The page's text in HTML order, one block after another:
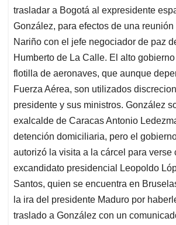
p
k
n
trasladar a Bogotá al expresidente
González, para efectos de una
Nariño con el jefe negociador de paz
Humberto de La Calle. El alto
flotilla de aeronaves, que aunque
Fuerza Aérea, son utilizados
presidente y sus ministros. González
exalcalde de Caracas Antonio
detención domiciliaria, pero el
autorizó la visita a la cárcel para verse
excandidato presidencial Leopoldo
Santos, quien se encuentra en
la ira del presidente Maduro por
traslado a González con un